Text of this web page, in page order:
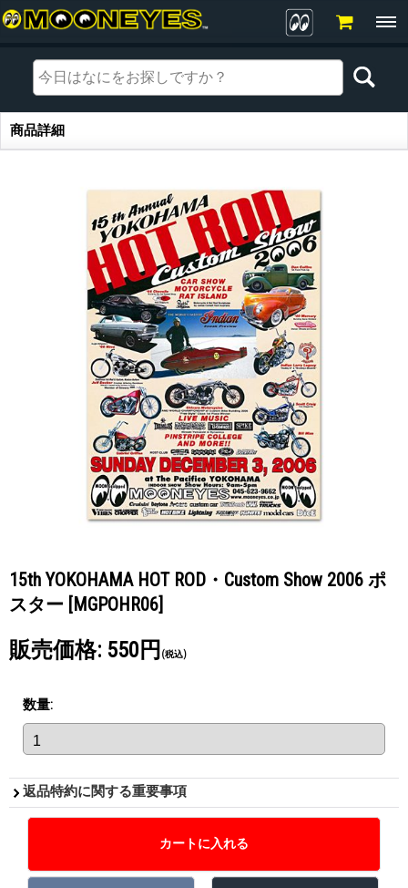
商品詳細
商品詳細
15th YOKOHAMA HOT ROD・Custom Show 2006 ポ
スター [MGPOHR06]
販売価格: 550円 (税込)
数量:
返品特約に関する重要事項